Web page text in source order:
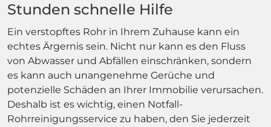
Stunden schnelle Hilfe
Ein verstopftes Rohr in Ihrem Zuhause kann ein
echtes Ärgernis sein. Nicht nur kann es den Fluss
von Abwasser und Abfällen einschränken, sondern
es kann auch unangenehme Gerüche und
potenzielle Schäden an Ihrer Immobilie verursachen.
Deshalb ist es wichtig, einen Notfall-
Rohrreinigungsservice zu haben, den Sie jederzeit